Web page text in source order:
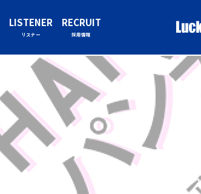
LISTENER
リスナー
RECRUIT
採用情報